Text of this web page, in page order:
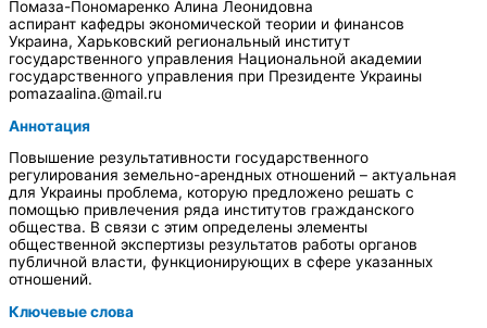
Помаза-Пономаренко Алина Леонидовна
аспирант кафедры экономической теории и финансов
Украина, Харьковский региональный институт
государственного управления Национальной академии
государственного управления при Президенте Украины
pomazaalina.@mail.ru
Аннотация
Повышение результативности государственного
регулирования земельно-арендных отношений – актуальная
для Украины проблема, которую предложено решать с
помощью привлечения ряда институтов гражданского
общества. В связи с этим определены элементы
общественной экспертизы результатов работы органов
публичной власти, функционирующих в сфере указанных
отношений.
Ключевые слова